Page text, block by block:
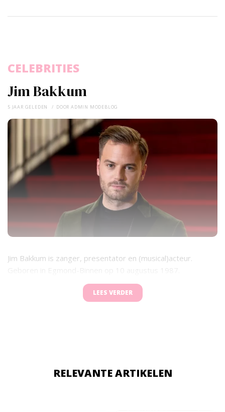
Jim Bakkum
CELEBRITIES
5 JAAR GELEDEN DOORADMIN MODEBLOG
Jim Bakkum is zanger, presentator en (musical)acteur.
LEES VERDER
RELEVANTE ARTIKELEN